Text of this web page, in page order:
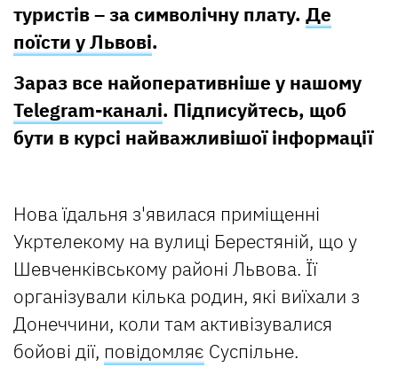
туристів – за символічну плату. Де
поїсти у Львові.
Зараз все найоперативніше у нашому
Telegram-каналі. Підписуйтесь, щоб
бути в курсі найважливішої інформації
Нова їдальня з'явилася приміщенні
Укртелекому на вулиці Берестяній, що у
Шевченківському районі Львова. Її
організували кілька родин, які виїхали з
Донеччини, коли там активізувалися
бойові дії, повідомляє Суспільне.